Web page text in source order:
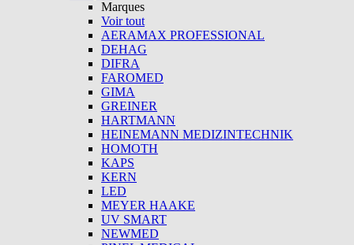
Marques
Voir tout
AERAMAX PROFESSIONAL
DEHAG
DIFRA
FAROMED
GIMA
GREINER
HARTMANN
HEINEMANN MEDIZINTECHNIK
HOMOTH
KAPS
KERN
LED
MEYER HAAKE
UV SMART
NEWMED